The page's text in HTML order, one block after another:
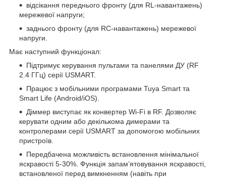
відсікання переднього фронту (для RL-навантажень)
мережевої напруги;
заднього фронту (для RС-навантажень) мережевої
напруги.
Має наступний функціонал:
Підтримує керування пультами та панелями ДУ (RF
2.4 ГГц) серії USMART.
Працює з мобільними програмами Tuya Smart та
Smart Life (Android/iOS).
Діммер виступає як конвертер Wi-Fi в RF. Дозволяє
керувати одним або декількома димерами та
контролерами серії USMART за допомогою мобільних
пристроїв.
Передбачена можливість встановлення мінімальної
яскравості 5-30%. Функція запам’ятовування яскравості,
встановленої перед вимкненням (навіть при